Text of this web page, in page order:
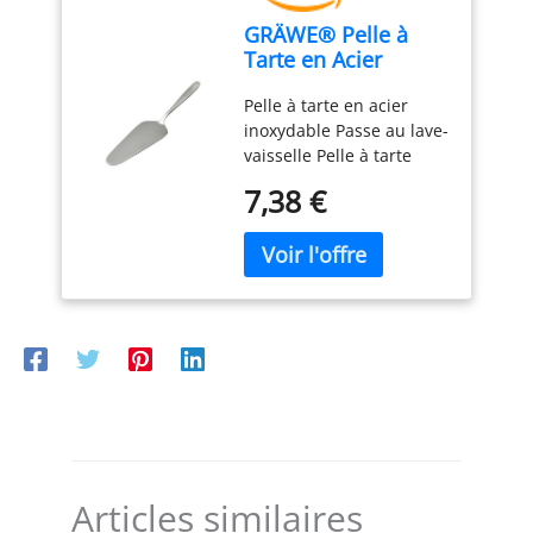
GRÄWE® Pelle à
Tarte en Acier
Königstein
Pelle à tarte en acier
inoxydable Passe au lave-
vaisselle Pelle à tarte
à la main Matériau : acier
inoxydable chromé 18 %
7,38 €
Articles similaires